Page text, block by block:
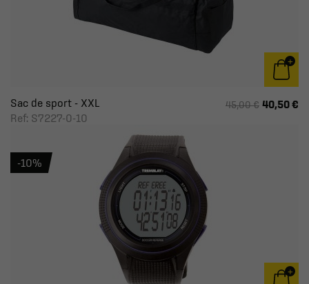
Sac de sport - XXL
Ref: S7227-0-10
45,00 € 40,50 €
-10%